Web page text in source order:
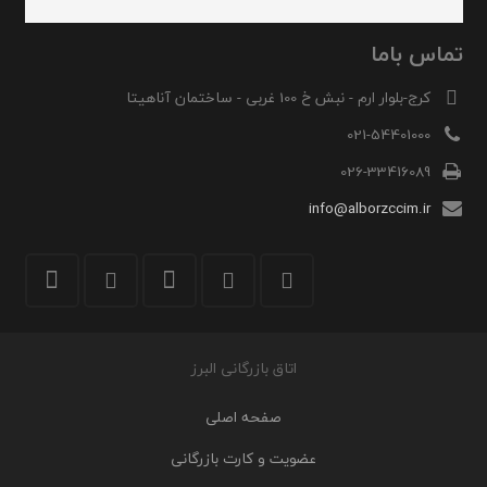
تماس باما
کرج-بلوار ارم - نبش خ 100 غربی - ساختمان آناهیتا
021-54401000
026-33416089
info@alborzccim.ir
اتاق بازرگانی البرز
صفحه اصلی
عضویت و کارت بازرگانی